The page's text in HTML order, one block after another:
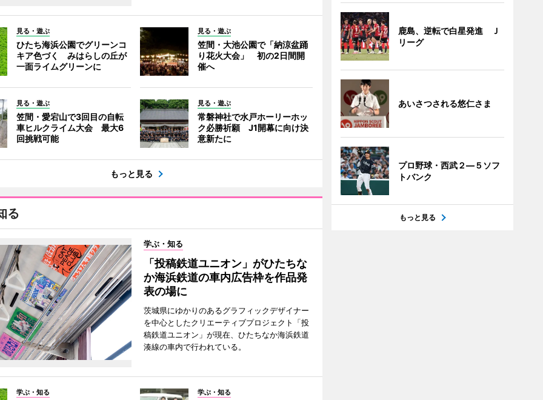
見る・遊ぶ
ひたち海浜公園でグリーンコ
キア色づく みはらしの丘が
一面ライムグリーンに
見る・遊ぶ
笠間・大池公園で「納涼盆踊
り花火大会」 初の2日間開
催へ
見る・遊ぶ
笠間・愛宕山で3回目の自転
車ヒルクライム大会 最大6
回挑戦可能
見る・遊ぶ
常磐神社で水戸ホーリーホッ
ク必勝祈願 J1開幕に向け決
意新たに
もっと見る
る
学ぶ・知る
「投稿鉄道ユニオン」がひたちな
か海浜鉄道の車内広告枠を作品発
表の場に
茨城県にゆかりのあるグラフィックデザイナー
を中心としたクリエーティブプロジェクト「投
稿鉄道ユニオン」が現在、ひたちなか海浜鉄道
湊線の車内で行われている。
学ぶ・知る 学ぶ・知る
鹿島、逆転で白星発進 Ｊ
リーグ
あいさつされる悠仁さま
プロ野球・西武２―５ソフ
トバンク
もっと見る